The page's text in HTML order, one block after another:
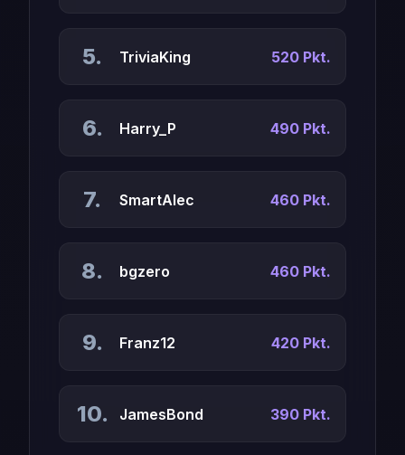
5. TriviaKing 520 Pkt.
6. Harry_P 490 Pkt.
7. SmartAlec 460 Pkt.
8. bgzero 460 Pkt.
9. Franz12 420 Pkt.
10. JamesBond 390 Pkt.